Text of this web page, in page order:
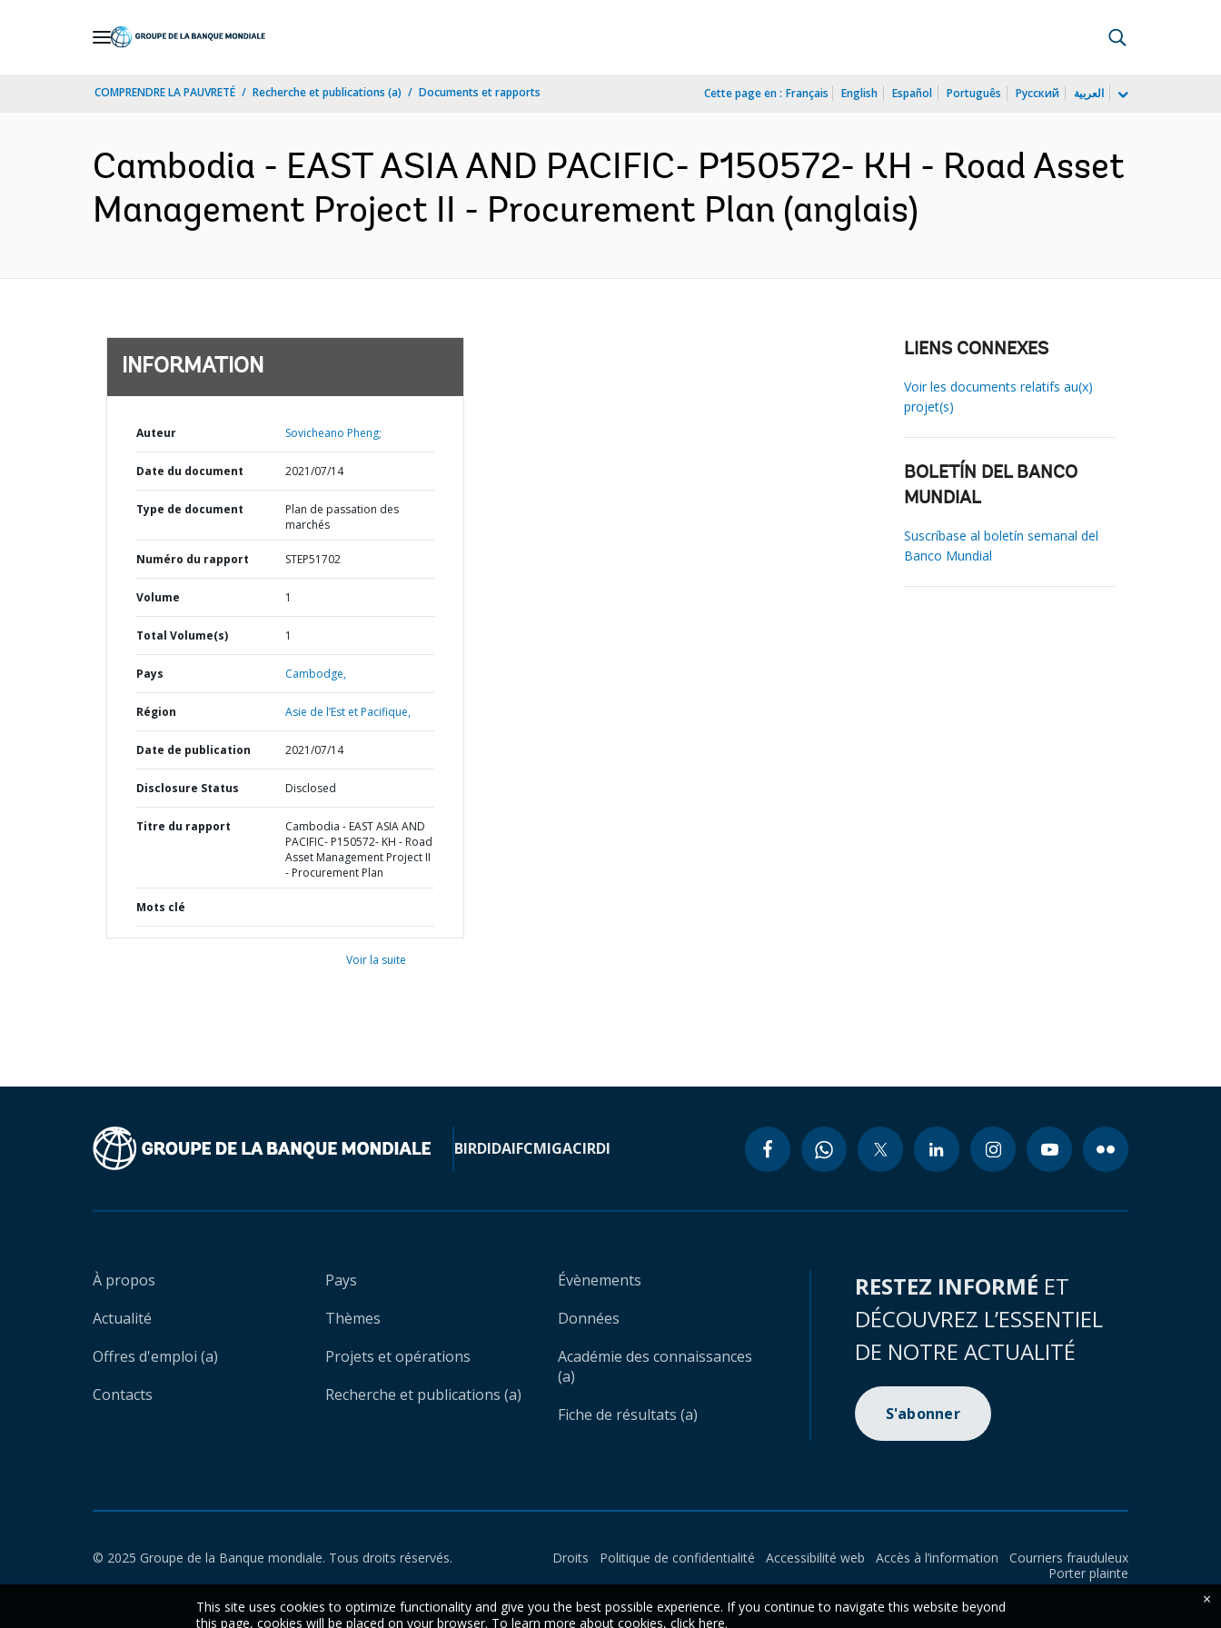
COMPRENDRE LA PAUVRETÉ Recherche et publications (a) Documents et rapports Cette page en : Français English Español Português Русский العربية
Cambodia - EAST ASIA AND PACIFIC- P150572- KH - Road Asset
Management Project II - Procurement Plan (anglais)
INFORMATION
Auteur Sovicheano Pheng;
Date du document 2021/07/14
Type de document
Plan de passation des
marchés
Numéro du rapport STEP51702
Volume 1
Total Volume(s) 1
Pays Cambodge,
Région Asie de l’Est et Pacifique,
Date de publication 2021/07/14
Disclosure Status Disclosed
Titre du rapport
Cambodia - EAST ASIA AND
PACIFIC- P150572- KH - Road
Asset Management Project II
- Procurement Plan
Mots clé
Voir la suite
LIENS CONNEXES
Voir les documents relatifs au(x)
projet(s)
BOLETÍN DEL BANCO
MUNDIAL
Suscríbase al boletín semanal del
Banco Mundial
BIRDIDAIFCMIGACIRDI
À propos
Actualité
Offres d'emploi (a)
Contacts
Pays
Thèmes
Projets et opérations
Recherche et publications (a)
Évènements
Données
Académie des connaissances
(a)
Fiche de résultats (a)
RESTEZ INFORMÉ ET
DÉCOUVREZ L’ESSENTIEL
DE NOTRE ACTUALITÉ
S'abonner
© 2025 Groupe de la Banque mondiale. Tous droits réservés. Droits Politique de confidentialité Accessibilité web Accès à l’information
Courriers frauduleux
Porter plainte
This site uses cookies to optimize functionality and give you the best possible experience. If you continue to navigate this website beyond
this page, cookies will be placed on your browser. To learn more about cookies, click here.
×